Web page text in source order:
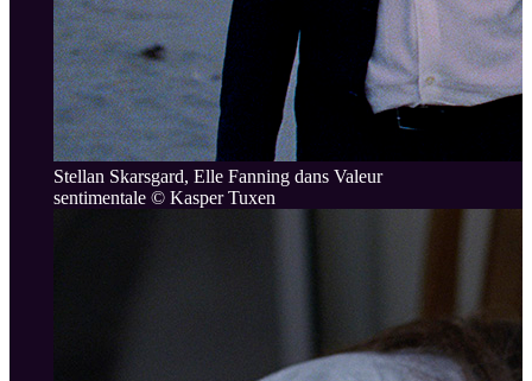
Stellan Skarsgard, Elle Fanning dans Valeur
sentimentale © Kasper Tuxen